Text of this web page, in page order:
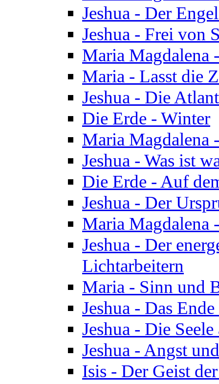
Jeshua - Der
Jeshua - Frei von
Maria Magdalena
Maria - Lasst die
Jeshua - Die
Die Erde - Winter
Maria Magdalena
Jeshua - Was ist
Die Erde - Auf
Jeshua - Der
Maria Magdalena
Jeshua - Der
Lichtarbeitern
Maria - Sinn und
Jeshua - Das
Jeshua - Die
Jeshua - Angst
Isis - Der Geist